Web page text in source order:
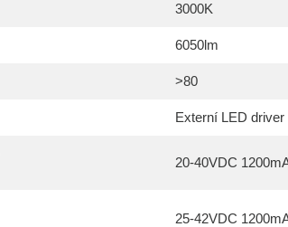
3000K
6050lm
>80
Externí LED driver
20-40VDC
25-42VDC